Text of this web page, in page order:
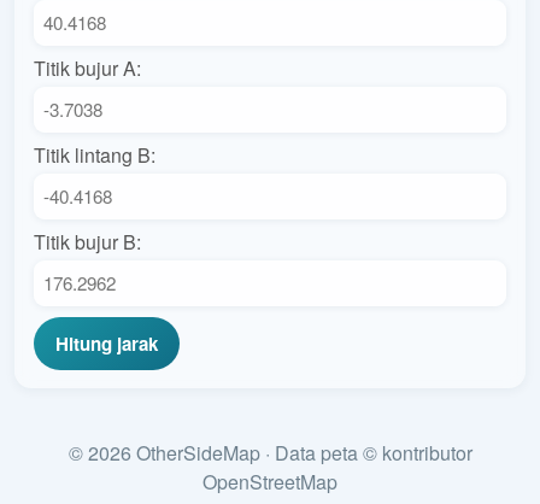
Titik bujur A:
Titik lintang B:
Titik bujur B:
Hitung jarak
© 2026 OtherSideMap · Data peta © kontributor
OpenStreetMap